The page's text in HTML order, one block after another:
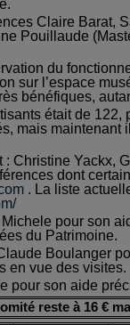
Claire Barat,
Pouillaude
du
sur l’espace
bénéfiques,
était de
mais maintenant
Christine Yackx,
dont
. La liste
pour son
du Patrimoine.
Boulanger
en vue des visites.
pour son aide
reste à 16 €